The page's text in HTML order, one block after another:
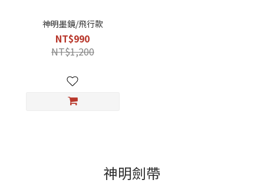
神明墨鏡/飛行款
NT$990
NT$1,200
神明劍帶